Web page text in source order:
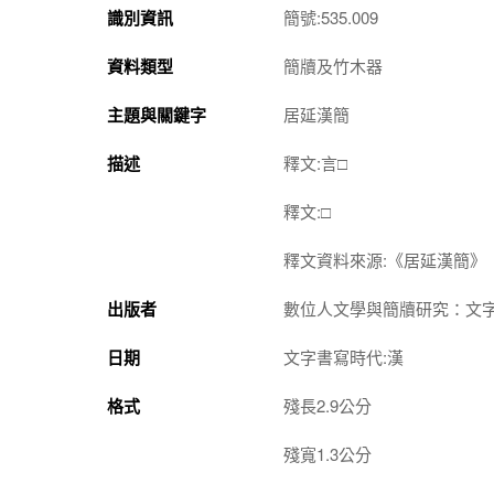
識別資訊 簡號:535.009
資料類型 簡牘及竹木器
主題與關鍵字 居延漢簡
描述 釋文:言□
釋文:□
釋文資料來源:《居延漢簡》
出版者 數位人文學與簡牘研究：文
日期 文字書寫時代:漢
格式 殘長2.9公分
殘寬1.3公分